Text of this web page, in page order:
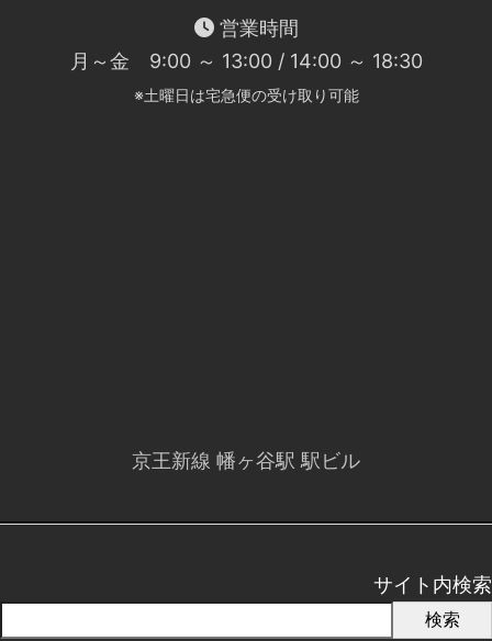
営業時間
月～金 9:00 ～ 13:00 / 14:00 ～ 18:30
※土曜日は宅急便の受け取り可能
京王新線 幡ヶ谷駅 駅ビル
サイト内検索
検索